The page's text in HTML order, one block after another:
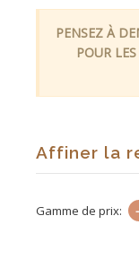
PENSEZ À
POUR
Affiner la
Gamme de prix: